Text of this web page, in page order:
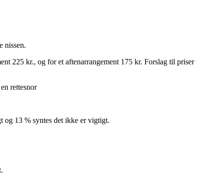
nissen.
225 kr., og for et aftenarrangement 175 kr. Forslag til priser
rettesnor
og 13 % syntes det ikke er vigtigt.